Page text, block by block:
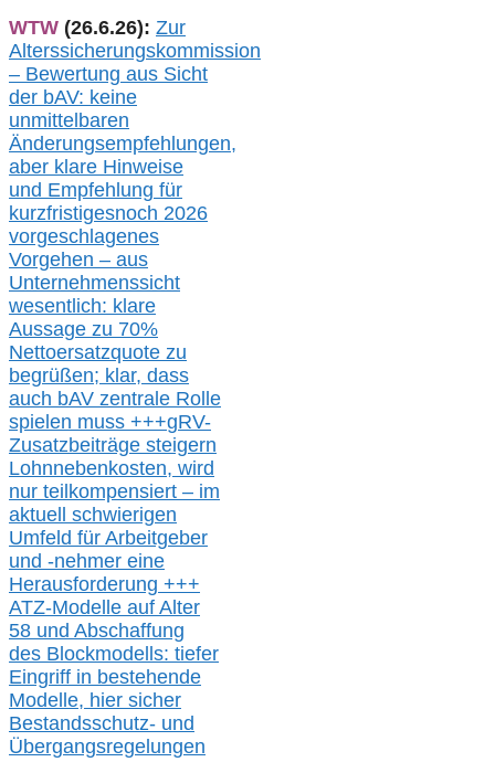
WTW (26.6.26): Zur
Alterssicherungskommission
– Bewertung aus Sicht
der bAV: keine
unmittelbaren
Änderungsempfehlungen,
aber klare Hinweise
und Empfehlung für
kurzfristigesnoch 2026
vorgeschlagenes
Vorgehen – aus
Unternehmenssicht
wesentlich: klare
Aussage zu 70%
Nettoersatzquote zu
begrüßen; klar, dass
auch bAV zentrale Rolle
spielen muss +++gRV-
Zusatzbeiträge steigern
Lohnnebenkosten, wird
nur teilkompensiert – im
aktuell schwierigen
Umfeld für Arbeitgeber
und -nehmer eine
Herausforderung +++
ATZ-Modelle auf Alter
58 und Abschaffung
des Blockmodells: tiefer
Eingriff in bestehende
Modelle, hier sicher
Bestandsschutz- und
Übergangsregelungen